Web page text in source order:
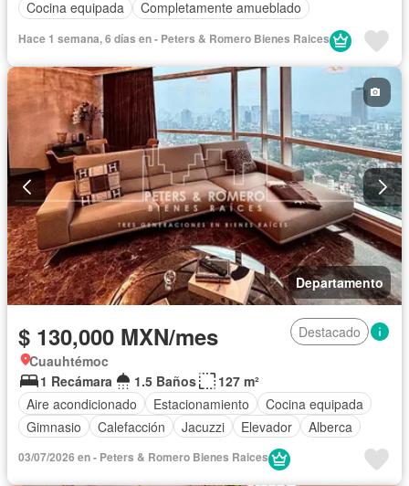
Cocina equipada
Completamente amueblado
Hace 1 semana, 6 días en - Peters & Romero Bienes Raices
Departamento
$ 130,000 MXN/mes
Destacado
Cuauhtémoc
1 Recámara
1.5 Baños
127 m²
Aire acondicionado
Estacionamiento
Cocina equipada
Gimnasio
Calefacción Jacuzzi Elevador Alberca
03/07/2026 en - Peters & Romero Bienes Raices